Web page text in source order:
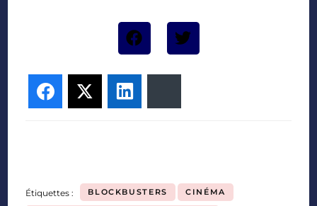
Facebook
Twitter
Étiquettes : BLOCKBUSTERS CINÉMA